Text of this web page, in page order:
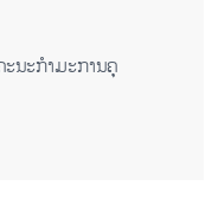
ນະກໍາມະການຄຸ